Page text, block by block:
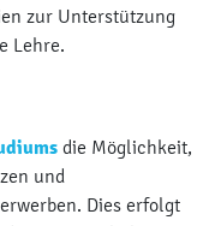
zur Unterstützung
Lehre.
die Möglichkeit,
und
Dies erfolgt